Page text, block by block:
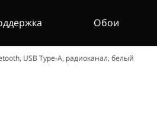
Обои
USB Type-A, радиоканал, белый